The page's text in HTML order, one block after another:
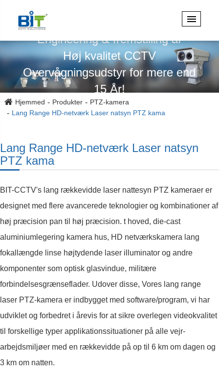
Engineering & fremstilling af
Høj kvalitet CCTV
Overvågningsudstyr for mere end
15 År!
Hjemmed Produkter
PTZ-kamera
Lang Range HD-netværk Laser natsyn PTZ kama
Lang Range HD-netværk Laser natsyn
PTZ kama
BIT-CCTV's lang rækkevidde laser nattesyn PTZ kameraer er
designet med flere avancerede teknologier og kombinationer af
høj præcision pan til høj præcision. t hoved, die-cast
aluminiumlegering kamera hus, HD netværkskamera lang
fokallængde linse højtydende laser illuminator og andre
komponenter som optisk glasvindue, militære
forbindelsesgrænseflader. Udover disse, Vores lang range
laser PTZ-kamera er indbygget med software/program, vi har
udviklet og forbedret i årevis for at sikre overlegen videokvalitet
til forskellige typer applikationssituationer på alle vejr-
arbejdsmiljøer med en rækkevidde på op til 6 km om dagen og
3 km om natten.